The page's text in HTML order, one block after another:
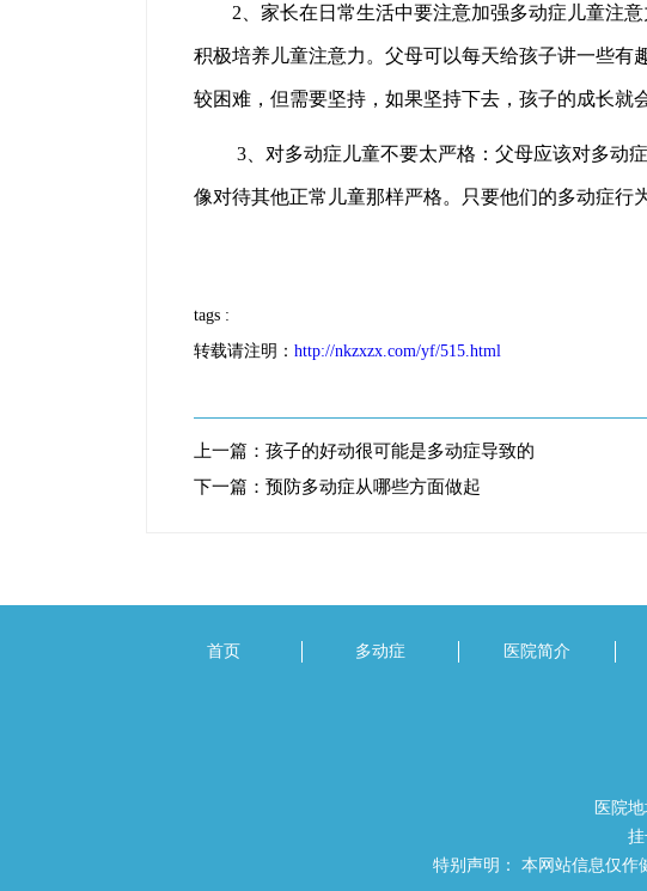
2、家长在日常生活中要注意加强多动症儿童注意
积极培养儿童注意力。父母可以每天给孩子讲一些有
较困难，但需要坚持，如果坚持下去，孩子的成长就
3、对多动症儿童不要太严格：父母应该对多动症
像对待其他正常儿童那样严格。只要他们的多动症行
tags :
转载请注明： http://nkzxzx.com/yf/515.html
上一篇： 孩子的好动很可能是多动症导致的
下一篇： 预防多动症从哪些方面做起
首页 多动症 医院简介
医院
挂
特别声明： 本网站信息仅作